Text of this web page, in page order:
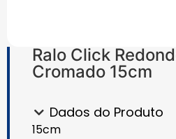
Ralo Click
Cromado 15cm
Dados do Produto
15cm